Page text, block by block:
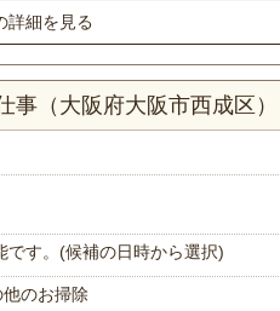
詳細を見る
（大阪府大阪市西成区）
す。(候補の日時から選択)
のお掃除